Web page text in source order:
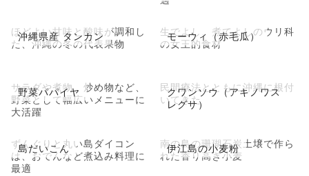
沖縄県産 タンカン
ほどよい甘味と酸味が調和し
た、沖縄の冬の代表果物
モーウィ（赤毛瓜）
生でよし、煮てよしのウリ科
の女王的食材
野菜パパイヤ
サラダや煮物、炒め物など、
野菜として幅広いメニューに
大活躍
クワンソウ（アキノワス
レグサ）
民間療法とともに沖縄に根付
いてきた
島だいこん
ずんぐりと丸い島ダイコン
は、おでんなど煮込み料理に
最適
伊江島の小麦粉
南の島の珊瑚石炭土壌で作ら
れた香り高き小麦